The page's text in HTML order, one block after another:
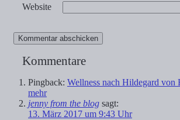
Website
Kommentare
Pingback: Wellness nach Hildegard von
mehr
jenny from the blog sagt:
13. März 2017 um 9:43 Uhr